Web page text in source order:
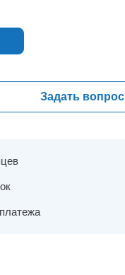
Задать вопрос